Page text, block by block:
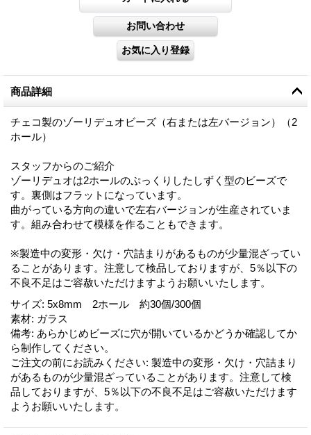
商品詳細
チェコ製のゾーリデュオビーズ（右または左バージョン）（2
ホール）
スタッフからのご紹介
ゾーリデュオは2ホールのぷっくりしたしずく型のビーズで
す。裏側はフラットになっています。
曲がっている方向の違いで左右バージョンが生産されていま
す。組み合わせて模様を作ることもできます。
※製造中の変形・欠け・穴詰まりがあるものが少量混ざってい
ることがあります。注意して検品しておりますが、5％以下の
不良不足はご容赦いただけますようお願いいたします。
サイズ: 5x8mm 2ホール 約30個/300個
素材: ガラス
備考: あらかじめビーズに穴が開いているかどうか確認してか
ら制作してください。
ご注文の前にお読みください: 製造中の変形・欠け・穴詰まり
があるものが少量混ざっていることがあります。注意して検
品しておりますが、5％以下の不良不足はご容赦いただけます
ようお願いいたします。